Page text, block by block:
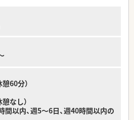
の地域住民が訪れる場所のため、健康相談
会が多く、大きなやりがいを感じます。
いため、常に新しい薬の知識に触れること
制度を利用することで、日々の生活をお得
、大手法人ならではの嬉しい特典です。
60分）
なし）
以内、週5～6日、週40時間以内の